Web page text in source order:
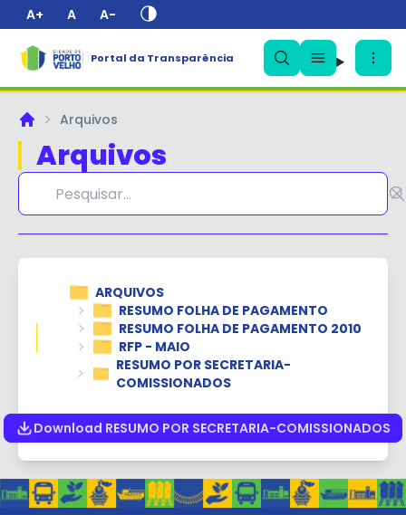
A+ A A-
Portal da Transparência
PrincipalArquivos
Arquivos
ARQUIVOS
RESUMO FOLHA DE PAGAMENTO
RESUMO FOLHA DE PAGAMENTO 2010
RFP - MAIO
RESUMO POR SECRETARIA-
COMISSIONADOS
Download RESUMO POR SECRETARIA-COMISSIONADOS
✕